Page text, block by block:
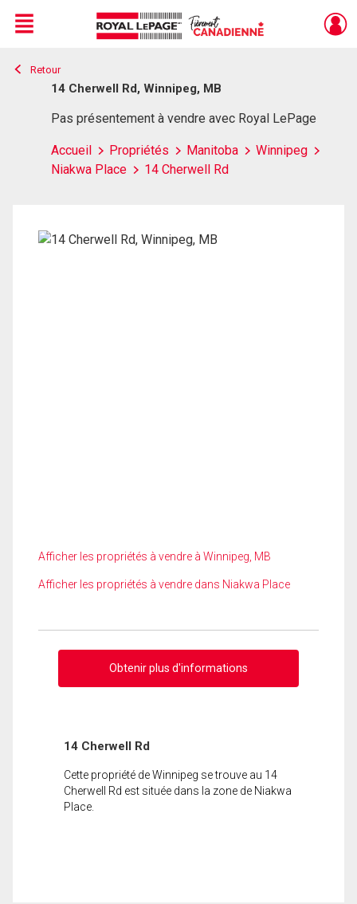
Live
En Direct
Menu
Retour
14 Cherwell Rd, Winnipeg, MB
Pas présentement à vendre avec Royal LePage
Accueil Propriétés Manitoba
Winnipeg
Niakwa Place
14 Cherwell Rd
Afficher les propriétés à vendre à Winnipeg, MB
Afficher les propriétés à vendre dans Niakwa Place
Obtenir plus d'informations
14 Cherwell Rd
Cette propriété de Winnipeg se trouve au 14
Cherwell Rd est située dans la zone de Niakwa
Place.